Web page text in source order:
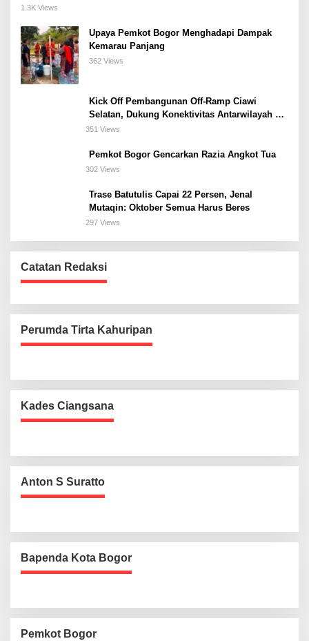
Meeting, dan Kuliner di Jakarta Selatan
1.3K Views
Upaya Pemkot Bogor Menghadapi Dampak
Kemarau Panjang
362 Views
Kick Off Pembangunan Off-Ramp Ciawi
Selatan, Dukung Konektivitas Antarwilayah di
Bogor Selatan
351 Views
Pemkot Bogor Gencarkan Razia Angkot Tua
302 Views
Trase Batutulis Capai 22 Persen, Jenal
Mutaqin: Oktober Semua Harus Beres
297 Views
Catatan Redaksi
Perumda Tirta Kahuripan
Kades Ciangsana
Anton S Suratto
Bapenda Kota Bogor
Pemkot Bogor